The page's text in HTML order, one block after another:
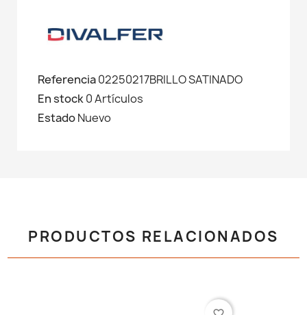
Referencia02250217BRILLO SATINADO
En stock0 Artículos
EstadoNuevo
PRODUCTOS RELACIONADOS